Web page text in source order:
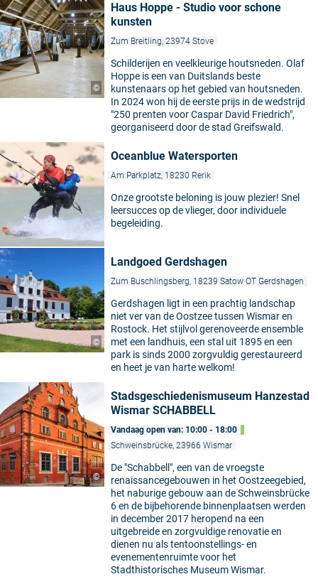
©
Haus Hoppe - Studio voor schone
kunsten
Zum Breitling, 23974 Stove
Schilderijen en veelkleurige houtsneden. Olaf
Hoppe is een van Duitslands beste
kunstenaars op het gebied van houtsneden.
In 2024 won hij de eerste prijs in de wedstrijd
"250 prenten voor Caspar David Friedrich",
georganiseerd door de stad Greifswald.
Oceanblue Watersporten
Am Parkplatz, 18230 Rerik
Onze grootste beloning is jouw plezier! Snel
leersucces op de vlieger, door individuele
begeleiding.
©
Landgoed Gerdshagen
Zum Buschlingsberg, 18239 Satow OT Gerdshagen
Gerdshagen ligt in een prachtig landschap
niet ver van de Oostzee tussen Wismar en
Rostock. Het stijlvol gerenoveerde ensemble
met een landhuis, een stal uit 1895 en een
park is sinds 2000 zorgvuldig gerestaureerd
en heet je van harte welkom!
©
Stadsgeschiedenismuseum Hanzestad
Wismar SCHABBELL
Vandaag open van: 10:00 - 18:00
Schweinsbrücke, 23966 Wismar
De "Schabbell", een van de vroegste
renaissancegebouwen in het Oostzeegebied,
het naburige gebouw aan de Schweinsbrücke
6 en de bijbehorende binnenplaatsen werden
in december 2017 heropend na een
uitgebreide en zorgvuldige renovatie en
dienen nu als tentoonstellings- en
evenementenruimte voor het
Stadthistorisches Museum Wismar.